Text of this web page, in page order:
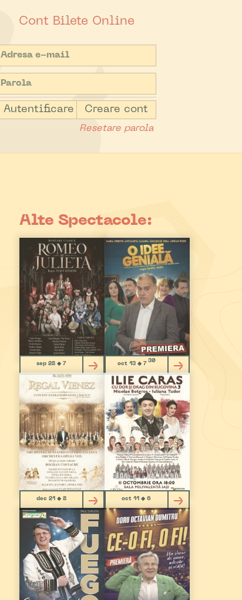
Cont Bilete Online
Autentificare Creare cont
Resetare parola
Alte Spectacole:
sep 28 ◆ 7 oct 13 ◆ 7 30
dec 21 ◆ 8 oct 11 ◆ 6